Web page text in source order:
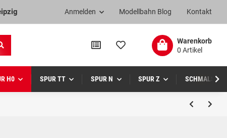
Kontakt
Modellbahn Blog
Anmelden
Warenkorb
0 Artikel
H0 SPUR TT SPUR N SPUR Z SCHMALSPUR